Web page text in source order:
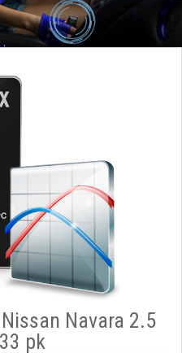
Navara 2.5
pk